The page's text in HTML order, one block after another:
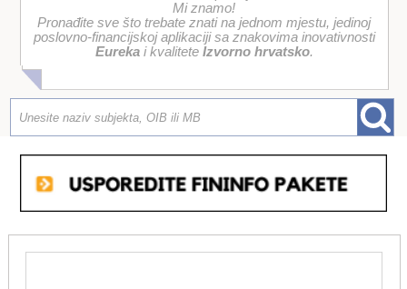
Mi znamo!
Pronađite sve što trebate znati na jednom mjestu, jedinoj
poslovno-financijskoj aplikaciji sa znakovima inovativnosti
Eurekai kvalitete Izvorno hrvatsko.